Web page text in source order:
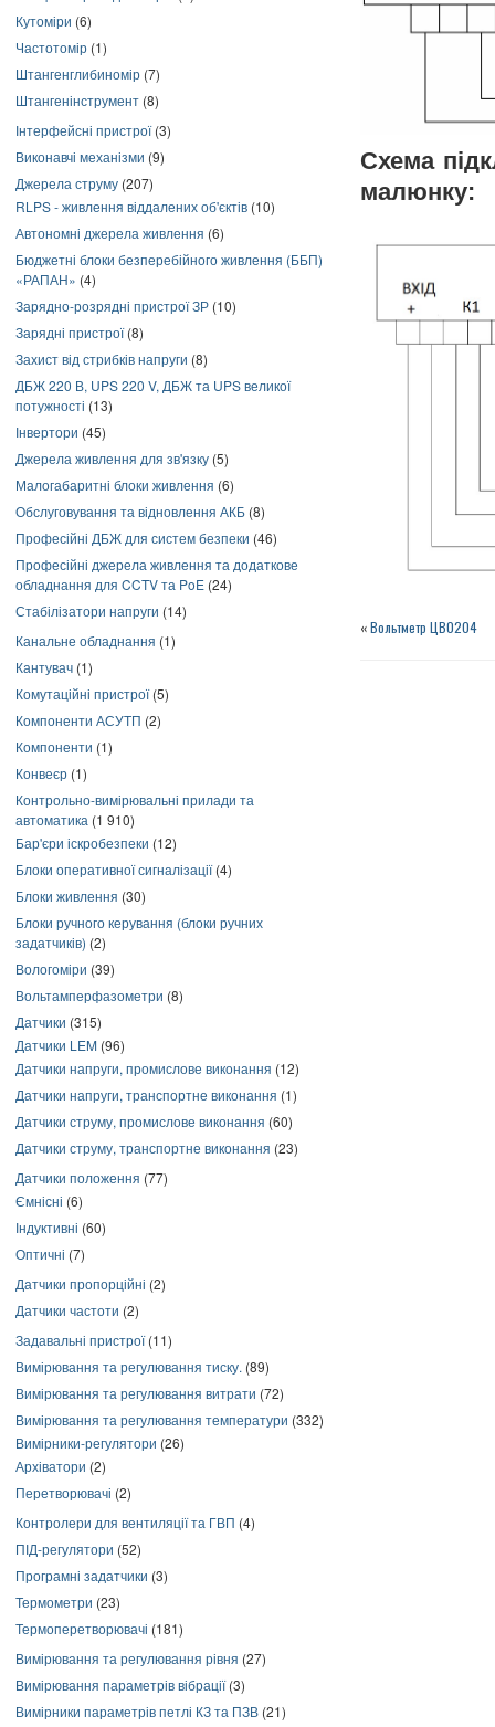
Кутоміри (6)
Частотомір (1)
Штангенглибиномір (7)
Штангенінструмент (8)
Інтерфейсні пристрої(3)
Виконавчі механізми (9)
Джерела струму (207)
RLPS - живлення віддалених об'єктів (10)
Автономні джерела живлення (6)
Бюджетні блоки безперебійного живлення (ББП)
«РАПАН» (4)
Зарядно-розрядні пристрої ЗР (10)
Зарядні пристрої(8)
Захист від стрибків напруги (8)
ДБЖ 220 В, UPS 220 V, ДБЖ та UPS великої
потужності (13)
Інвертори (45)
Джерела живлення для зв'язку (5)
Малогабаритні блоки живлення (6)
Обслуговування та відновлення АКБ (8)
Професійні ДБЖ для систем безпеки (46)
Професійні джерела живлення та додаткове
обладнання для CCTV та PoE (24)
Стабілізатори напруги (14)
Канальне обладнання (1)
Кантувач (1)
Комутаційні пристрої(5)
Компоненти АСУТП (2)
Компоненти (1)
Конвеєр (1)
Контрольно-вимірювальні прилади та
автоматика (1 910)
Бар'єри іскробезпеки (12)
Блоки оперативної сигналізації(4)
Блоки живлення (30)
Блоки ручного керування (блоки ручних
задатчиків) (2)
Вологоміри (39)
Вольтамперфазометри (8)
Датчики (315)
Датчики LEM (96)
Датчики напруги, промислове виконання (12)
Датчики напруги, транспортне виконання (1)
Датчики струму, промислове виконання (60)
Датчики струму, транспортне виконання (23)
Датчики положення (77)
Ємнісні (6)
Індуктивні (60)
Оптичні (7)
Датчики пропорційні (2)
Датчики частоти (2)
Задавальні пристрої(11)
Вимірювання та регулювання тиску. (89)
Вимірювання та регулювання витрати (72)
Вимірювання та регулювання температури (332)
Вимірники-регулятори (26)
Архіватори (2)
Перетворювачі (2)
Контролери для вентиляції та ГВП (4)
ПІД-регулятори (52)
Програмні задатчики (3)
Термометри (23)
Термоперетворювачі (181)
Вимірювання та регулювання рівня (27)
Вимірювання параметрів вібрації(3)
Вимірники параметрів петлі КЗ та ПЗВ (21)
Схема
малюнку:
«Вольтметр ЦВ0204